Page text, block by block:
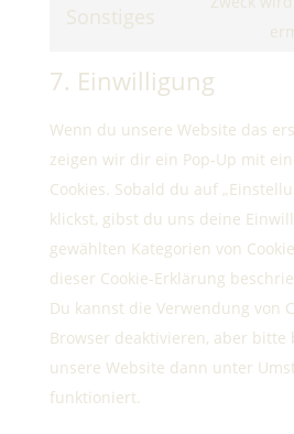
Sonstiges
7. Einwilligung
Wenn du unsere Website das
zeigen wir dir ein Pop-Up mit
Cookies. Sobald du auf
klickst, gibst du uns deine
gewählten Kategorien von
dieser Cookie-Erklärung
Du kannst die Verwendung von
Browser deaktivieren, aber bitte
unsere Website dann unter
funktioniert.